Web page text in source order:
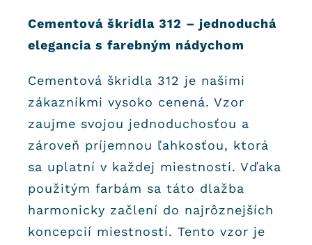
Cementová škridla 312 – jednoduchá
elegancia s farebným nádychom
Cementová škridla 312 je našimi
zákazníkmi vysoko cenená. Vzor
zaujme svojou jednoduchosťou a
zároveň príjemnou ľahkosťou, ktorá
sa uplatní v každej miestnosti. Vďaka
použitým farbám sa táto dlažba
harmonicky začlení do najrôznejších
koncepcií miestností. Tento vzor je